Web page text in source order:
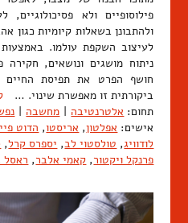
פילוסופיים ולא
ולהתבונן בשאלות קיומיות כגון
לעיצוב השקפת עולמו. באמצעות
ניתוח מושגים ונושאים, חקירה
חושף הפרט את תפיסת
ביקורתית זו מאפשרת שינוי. …
תחום: אלטרנטיבה מחשבה
אישים: אפלטון, אריסטו, הדוט
לודוויג, טולסטוי לב, יספרס קרל,
פרנקל ויקטור, קאמי אלבר, ראסל